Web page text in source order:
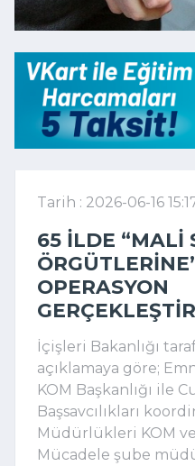
Tarih : 2026-06-16
65 ILDE “MALI
OPERASYON
İçişleri Bakanlığı
açıklamaya göre;
KOM Başkanlığı ile
Başsavcılıkları
Müdürlükleri KOM
Mücadele şube